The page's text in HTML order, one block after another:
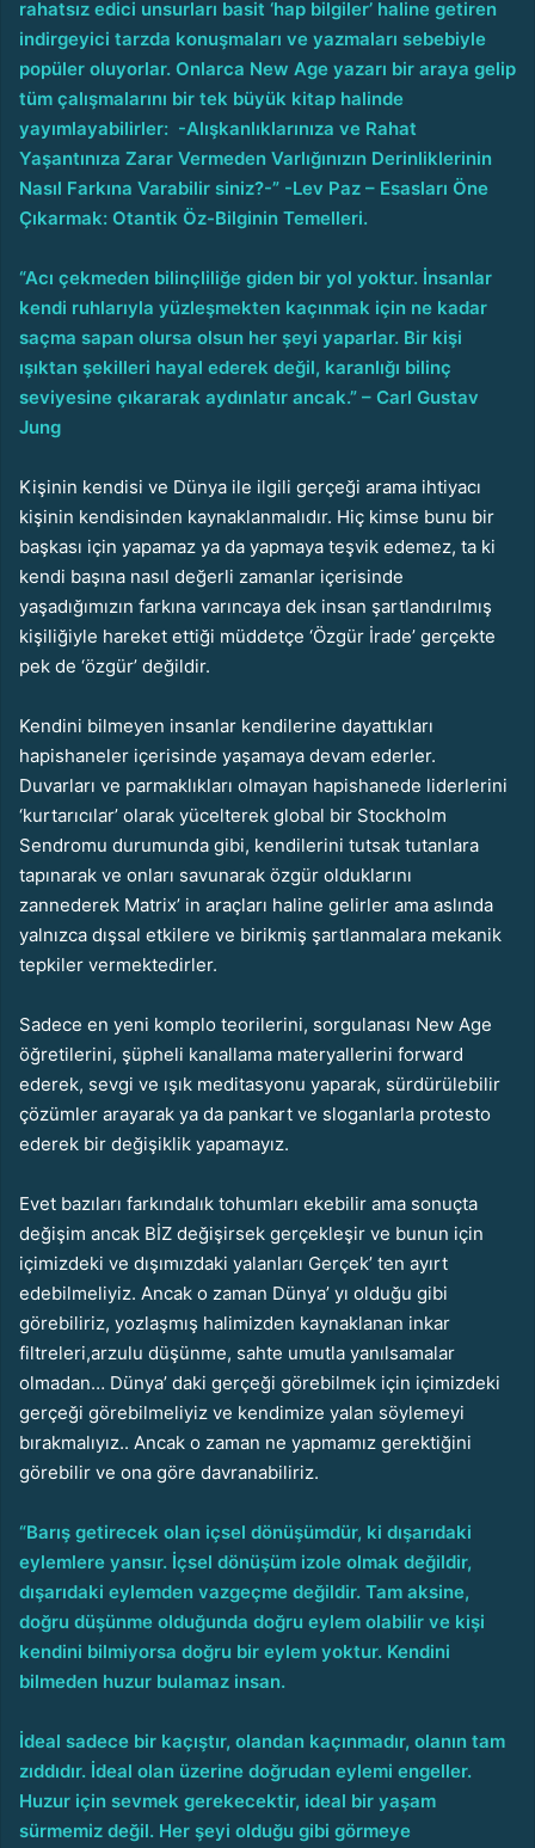
rahatsız edici unsurları basit ‘hap bilgiler’ haline getiren
indirgeyici tarzda konuşmaları ve yazmaları sebebiyle
popüler oluyorlar. Onlarca New Age yazarı bir araya gelip
tüm çalışmalarını bir tek büyük kitap halinde
yayımlayabilirler: -Alışkanlıklarınıza ve Rahat
Yaşantınıza Zarar Vermeden Varlığınızın Derinliklerinin
Nasıl Farkına Varabilir siniz?-” -Lev Paz – Esasları Öne
Çıkarmak: Otantik Öz-Bilginin Temelleri.
“Acı çekmeden bilinçliliğe giden bir yol yoktur. İnsanlar
kendi ruhlarıyla yüzleşmekten kaçınmak için ne kadar
saçma sapan olursa olsun her şeyi yaparlar. Bir kişi
ışıktan şekilleri hayal ederek değil, karanlığı bilinç
seviyesine çıkararak aydınlatır ancak.” – Carl Gustav
Jung
Kişinin kendisi ve Dünya ile ilgili gerçeği arama ihtiyacı
kişinin kendisinden kaynaklanmalıdır. Hiç kimse bunu bir
başkası için yapamaz ya da yapmaya teşvik edemez, ta ki
kendi başına nasıl değerli zamanlar içerisinde
yaşadığımızın farkına varıncaya dek insan şartlandırılmış
kişiliğiyle hareket ettiği müddetçe ‘Özgür İrade’ gerçekte
pek de ‘özgür’ değildir.
Kendini bilmeyen insanlar kendilerine dayattıkları
hapishaneler içerisinde yaşamaya devam ederler.
Duvarları ve parmaklıkları olmayan hapishanede liderlerini
‘kurtarıcılar’ olarak yücelterek global bir Stockholm
Sendromu durumunda gibi, kendilerini tutsak tutanlara
tapınarak ve onları savunarak özgür olduklarını
zannederek Matrix’ in araçları haline gelirler ama aslında
yalnızca dışsal etkilere ve birikmiş şartlanmalara mekanik
tepkiler vermektedirler.
Sadece en yeni komplo teorilerini, sorgulanası New Age
öğretilerini, şüpheli kanallama materyallerini forward
ederek, sevgi ve ışık meditasyonu yaparak, sürdürülebilir
çözümler arayarak ya da pankart ve sloganlarla protesto
ederek bir değişiklik yapamayız.
Evet bazıları farkındalık tohumları ekebilir ama sonuçta
değişim ancak BİZ değişirsek gerçekleşir ve bunun için
içimizdeki ve dışımızdaki yalanları Gerçek’ ten ayırt
edebilmeliyiz. Ancak o zaman Dünya’ yı olduğu gibi
görebiliriz, yozlaşmış halimizden kaynaklanan inkar
filtreleri,arzulu düşünme, sahte umutla yanılsamalar
olmadan… Dünya’ daki gerçeği görebilmek için içimizdeki
gerçeği görebilmeliyiz ve kendimize yalan söylemeyi
bırakmalıyız.. Ancak o zaman ne yapmamız gerektiğini
görebilir ve ona göre davranabiliriz.
“Barış getirecek olan içsel dönüşümdür, ki dışarıdaki
eylemlere yansır. İçsel dönüşüm izole olmak değildir,
dışarıdaki eylemden vazgeçme değildir. Tam aksine,
doğru düşünme olduğunda doğru eylem olabilir ve kişi
kendini bilmiyorsa doğru bir eylem yoktur. Kendini
bilmeden huzur bulamaz insan.
İdeal sadece bir kaçıştır, olandan kaçınmadır, olanın tam
zıddıdır. İdeal olan üzerine doğrudan eylemi engeller.
Huzur için sevmek gerekecektir, ideal bir yaşam
sürmemiz değil. Her şeyi olduğu gibi görmeye